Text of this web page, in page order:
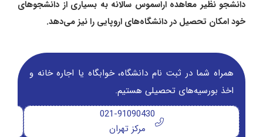
دانشجو نظیر معاهده اراسموس سالانه به بسیاری از دانشجوهای
خود امکان تحصیل در دانشگاه‌های اروپایی را نیز می‌دهد.
همراه شما در ثبت نام دانشگاه‌، خوابگاه یا اجاره خانه و
اخذ بورسیه‌های تحصیلی هستیم.
021-91090430
مرکز تهران